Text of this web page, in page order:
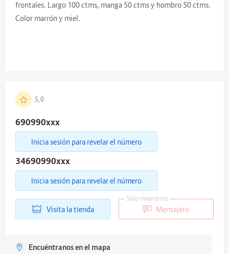
frontales. Largo 100 ctms, manga 50 ctms y hombro 50 ctms.
Color marrón y miel.
5,0
690990xxx
Inicia sesión para revelar el número
34690990xxx
Inicia sesión para revelar el número
Visita la tienda
Sólo miembros
Mensajero
Encuéntranos en el mapa